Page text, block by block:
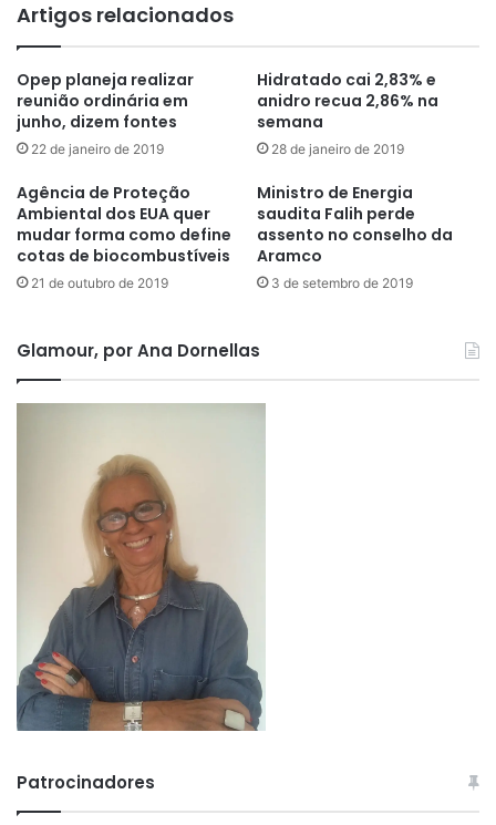
Artigos relacionados
Opep planeja realizar
reunião ordinária em
junho, dizem fontes
22 de janeiro de 2019
Hidratado cai 2,83% e
anidro recua 2,86% na
semana
28 de janeiro de 2019
Agência de Proteção
Ambiental dos EUA quer
mudar forma como define
cotas de biocombustíveis
21 de outubro de 2019
Ministro de Energia
saudita Falih perde
assento no conselho da
Aramco
3 de setembro de 2019
Glamour, por Ana Dornellas
Patrocinadores